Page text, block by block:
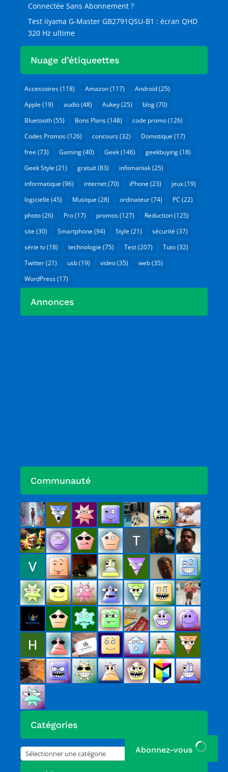
Connectée Sans Abonnement ?
Test iiyama G-Master GB2791QSU-B1 : écran QHD
320 Hz ultime
Nuage d’étiqueettes
Accessoires(118) Amazon(117) Android(25)
Apple(19) audio(48) Aukey(25) blog(70)
Bluetooth(55) Bons Plans(148) code promo(126)
Codes Promos(126) concours(32) Domotique(17)
free(73) Gaming(40) Geek(146) geekbuying(18)
Geek Style(21) gratuit(83) infomaniak(25)
informatique(96) internet(70) iPhone(23) jeux(19)
logicielle(45) Musique(28) ordinateur(74) PC (22)
photo(26) Pro(17) promos(127) Reduction(125)
site(30) Smartphone(94) Style(21) sécurité(37)
série tv(18) technologie(75) Test(207) Tuto(32)
Twitter(21) usb(19) video(35) web(35)
WordPress(17)
Annonces
Communauté
Catégories
Catégories Abonnez-vous